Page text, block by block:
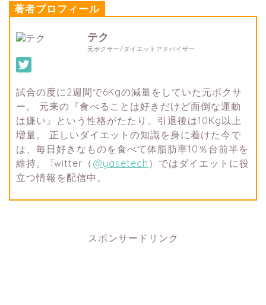
著者プロフィール
テク
元ボクサー/ダイエットアドバイザー
試合の度に2週間で6Kgの減量をしていた元ボクサ
ー。 元来の『食べることは好きだけど面倒な運動
は嫌い』という性格がたたり、引退後は10Kg以上
増量。 正しいダイエットの知識を身に着けた今で
は、毎日好きなものを食べて体脂肪率10％台前半を
維持。 Twitter（ @yasetech ）ではダイエットに役
立つ情報を配信中。
スポンサードリンク